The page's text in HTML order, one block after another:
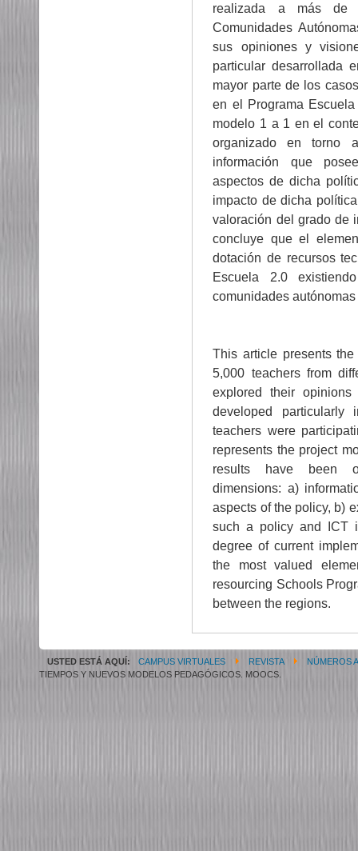
realizada a más de
Comunidades
sus opiniones y
particular desarrollada
mayor parte de los
en el Programa
modelo 1 a 1 en el
organizado en torno
información que
aspectos de dicha
impacto de dicha
valoración del grado de
concluye que el
dotación de recursos
Escuela 2.0
comunidades
This article presents
5,000 teachers from
explored their
developed
teachers were
represents the project
results have been
dimensions: a)
aspects of the policy, b)
such a policy and ICT
degree of current
the most valued
resourcing Schools
between the regions.
USTED ESTÁ AQUÍ: CAMPUS VIRTUALES REVISTA
NÚMEROS
TIEMPOS Y NUEVOS MODELOS PEDAGÓGICOS. MOOCS.